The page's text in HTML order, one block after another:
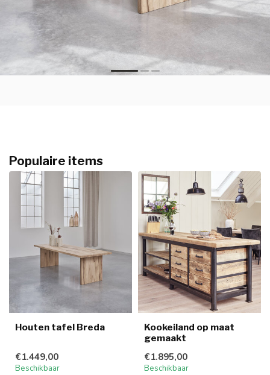
Populaire items
Houten tafel Breda
€1.449,00
Beschikbaar
Kookeiland op maat
gemaakt
€1.895,00
Beschikbaar